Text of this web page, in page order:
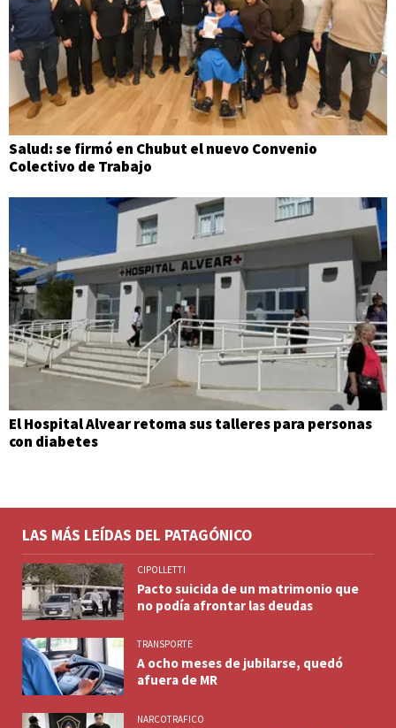
Salud: se firmó en Chubut el nuevo Convenio
Colectivo de Trabajo
El Hospital Alvear retoma sus talleres para personas
con diabetes
LAS MÁS LEÍDAS DEL PATAGÓNICO
CIPOLLETTI
Pacto suicida de un matrimonio que
no podía afrontar las deudas
TRANSPORTE
A ocho meses de jubilarse, quedó
afuera de MR
NARCOTRAFICO